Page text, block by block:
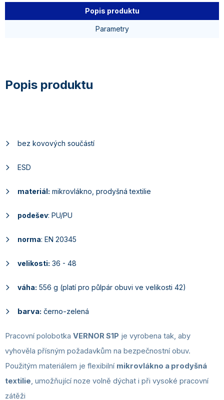
Popis produktu
Parametry
bez kovových součástí
ESD
materiál: mikrovlákno, prodyšná textilie
podešev: PU/PU
norma: EN 20345
velikosti: 36 - 48
váha: 556 g (platí pro půlpár obuvi ve velikosti 42)
barva: černo-zelená
Pracovní polobotka VERNOR S1P je vyrobena tak, aby
vyhověla přísným požadavkům na bezpečnostní obuv.
Použitým materiálem je flexibilní mikrovlákno a prodyšná
textilie, umožňující noze volně dýchat i při vysoké pracovní
zátěži